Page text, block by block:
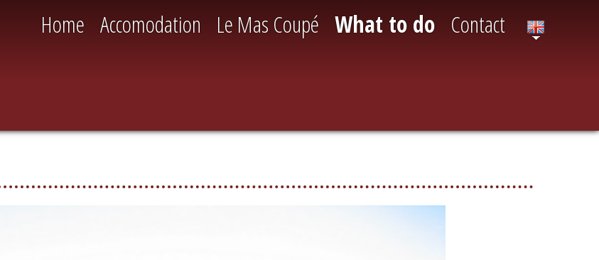
Home Accomodation Le Mas Coupé What to do Contact